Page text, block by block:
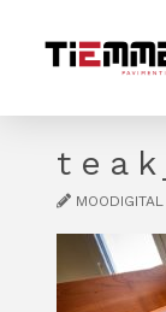
MOODIGITAL